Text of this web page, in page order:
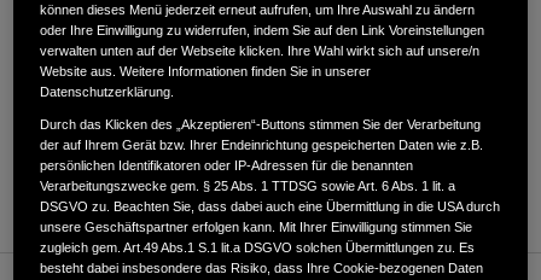
Hasporter Damm 183,27755,Delmenhorst
ANFAHRTSBESCHREIBUNG ANFORDERN
WEBSITE
können dieses Menü jederzeit erneut aufrufen, um Ihre Auswahl zu ändern
oder Ihre Einwilligung zu widerrufen, indem Sie auf den Link Voreinstellungen
verwalten unten auf der Webseite klicken. Ihre Wahl wirkt sich auf unsere/n
Website aus. Weitere Informationen finden Sie in unserer
Datenschutzerklärung.
Durch das Klicken des „Akzeptieren“-Buttons stimmen Sie der Verarbeitung
der auf Ihrem Gerät bzw. Ihrer Endeinrichtung gespeicherten Daten wie z.B.
persönlichen Identifikatoren oder IP-Adressen für die benannten
Verarbeitungszwecke gem. § 25 Abs. 1 TTDSG sowie Art. 6 Abs. 1 lit. a
DSGVO zu. Beachten Sie, dass dabei auch eine Übermittlung in die USA durch
unsere Geschäftspartner erfolgen kann. Mit Ihrer Einwilligung stimmen Sie
zugleich gem. Art.49 Abs.1 S.1 lit.a DSGVO solchen Übermittlungen zu. Es
besteht dabei insbesondere das Risiko, dass Ihre Cookie-bezogenen Daten